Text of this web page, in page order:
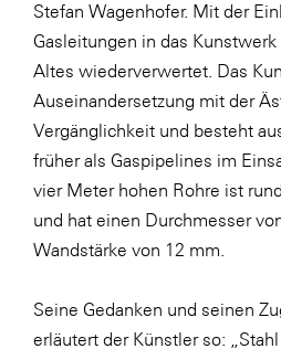
Media
Stefan Wagenhofer. Mit der
Gasleitungen in das
Altes wiederverwertet. Das
Auseinandersetzung mit der
Vergänglichkeit und besteht
früher als Gaspipelines im
vier Meter hohen Rohre ist
und hat einen Durchmesser
Wandstärke von 12 mm.
Seine Gedanken und seinen
erläutert der Künstler so: